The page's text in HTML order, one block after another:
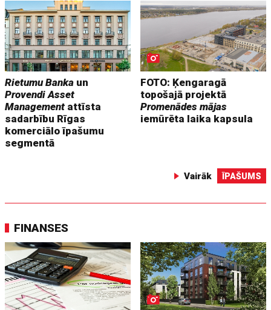
Rietumu Banka un
Provendi Asset
Management attīsta
sadarbību Rīgas
komerciālo īpašumu
segmentā
FOTO: Ķengaragā
topošajā projektā
Promenādes mājas
iemūrēta laika kapsula
Vairāk ĪPAŠUMS
FINANSES